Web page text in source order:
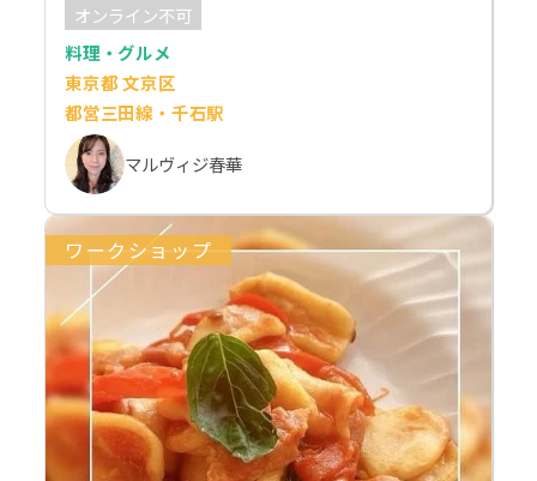
オンライン不可
料理・グルメ
東京都 文京区
都営三田線・千石駅
マルヴィジ春華
ワークショップ